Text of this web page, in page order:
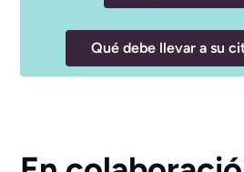
Qué debe llevar a su